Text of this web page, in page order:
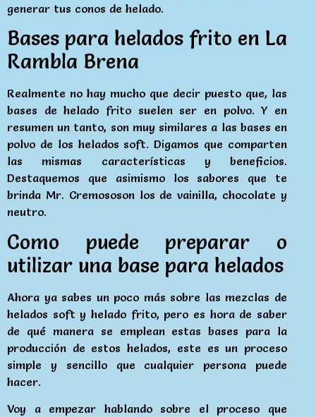
generar tus conos de helado.
Bases para helados frito en La
Rambla Brena
Realmente no hay mucho que decir puesto que, las
bases de helado frito suelen ser en polvo. Y en
resumen un tanto, son muy similares a las bases en
polvo de los helados soft. Digamos que comparten
las mismas características y beneficios.
Destaquemos que asimismo los sabores que te
brinda Mr. Cremososon los de vainilla, chocolate y
neutro.
Como puede preparar o
utilizar una base para helados
Ahora ya sabes un poco más sobre las mezclas de
helados soft y helado frito, pero es hora de saber
de qué manera se emplean estas bases para la
producción de estos helados, este es un proceso
simple y sencillo que cualquier persona puede
hacer.
Voy a empezar hablando sobre el proceso que